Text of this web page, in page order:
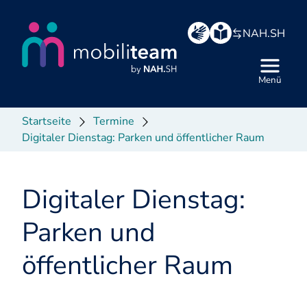
NAH.SH
Menü
Startseite
Termine
Digitaler Dienstag: Parken und öffentlicher Raum
Digitaler Dienstag:
Parken und
öffentlicher Raum